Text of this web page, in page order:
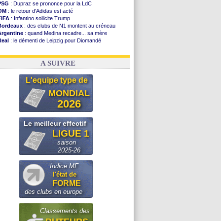
: Dupraz se prononce pour la LdC
: le retour d'Adidas est acté
: Infantino sollicite Trump
: des clubs de N1 montent au créneau
: quand Medina recadre... sa mère
: le démenti de Leipzig pour Diomandé
: Paixão attire un 2e club anglais
A SUIVRE
L'equipe type de
MONDIAL
2026
Le meilleur effectif
LIGUE 1
saison
2025-26
Indice MF :
l'état de
FORME
des clubs en europe
Classements des